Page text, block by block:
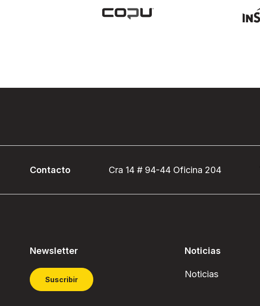
Contacto Cra 14 # 94-44 Oficina 204
Newsletter
Suscribir
Noticias
Noticias